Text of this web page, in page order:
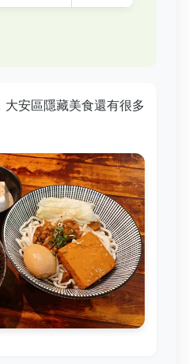
安區隱藏美食還有很多